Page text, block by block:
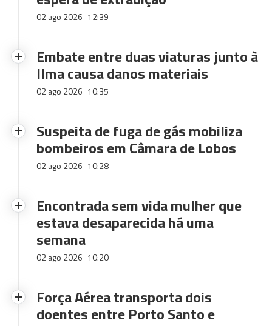
02 ago 2026 12:39
Embate entre duas viaturas junto à
Ilma causa danos materiais
02 ago 2026 10:35
Suspeita de fuga de gás mobiliza
bombeiros em Câmara de Lobos
02 ago 2026 10:28
Encontrada sem vida mulher que
estava desaparecida há uma
semana
02 ago 2026 10:20
Força Aérea transporta dois
doentes entre Porto Santo e